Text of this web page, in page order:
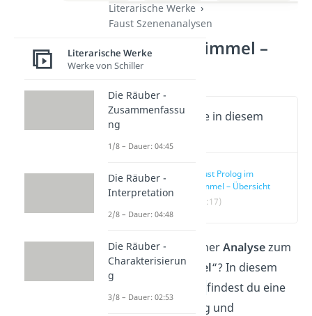
Literarische Werke
Faust Szenenanalysen
Prolog im Himmel –
Analyse
Wichtige Inhalte in diesem
Faust Prolog im
Himmel – Übersicht
(00:17)
Du suchst nach einerAnalysezum
„Prolog im Himmel“? In diesem
Videofindest du eine
Zusammenfassung und
Literarische Werke
Werke von Schiller
Die Räuber -
Zusammenfassu
ng
1/8 – Dauer: 04:45
Die Räuber -
Interpretation
2/8 – Dauer: 04:48
Die Räuber -
Charakterisierun
g
3/8 – Dauer: 02:53